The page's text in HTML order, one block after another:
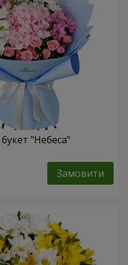
"Небеса"
Замовити